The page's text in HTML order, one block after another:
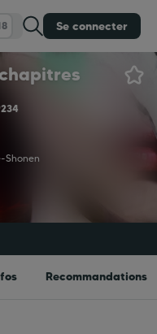
Se connecter
234
-Shonen
Recommandations